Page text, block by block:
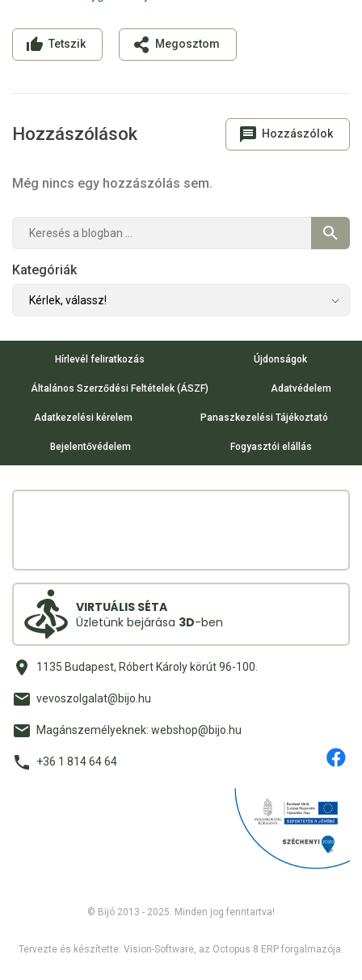
Tetszik Megosztom
Hozzászólások Hozzászólok
Még nincs egy hozzászólás sem.
Kategóriák
Hírlevél feliratkozás Újdonságok
Általános Szerződési Feltételek (ÁSZF) Adatvédelem
Adatkezelési kérelem Panaszkezelési Tájékoztató
Bejelentővédelem Fogyasztói elállás
VIRTUÁLIS SÉTA
Üzletünk bejárása 3D-ben
1135 Budapest, Róbert Károly körút 96-100.
vevoszolgalat@bijo.hu
Magánszemélyeknek: webshop@bijo.hu
+36 1 814 64 64
Tervezte és készítette: Vision-Software, az Octopus 8 ERP forgalmazója
© Bijó 2013 - 2025. Minden jog fenntartva!